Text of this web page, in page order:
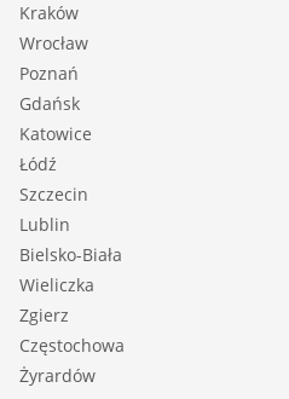
Kraków
Wrocław
Poznań
Gdańsk
Katowice
Łódź
Szczecin
Lublin
Bielsko-Biała
Wieliczka
Zgierz
Częstochowa
Żyrardów